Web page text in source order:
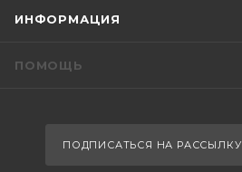
ИНФОРМАЦИЯ
ПОМОЩЬ
ПОДПИСАТЬСЯ НА РАССЫЛКУ